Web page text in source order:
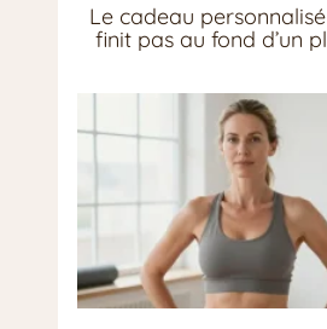
Le cadeau
finit pas au fond d’un